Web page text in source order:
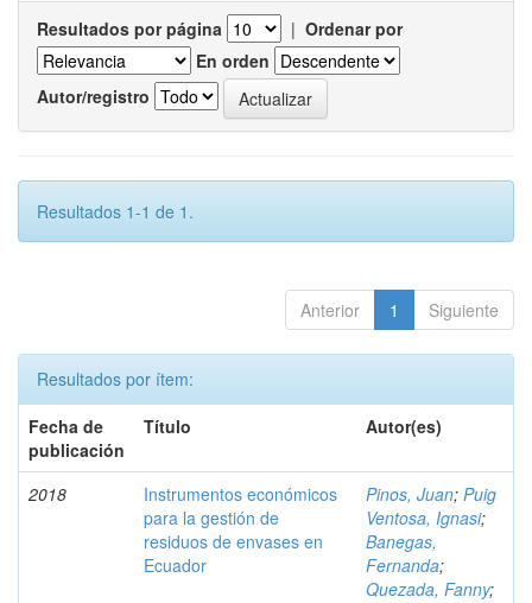
Resultados por página | Ordenar por
En orden
Autor/registro
Resultados 1-1 de 1.
Anterior 1 Siguiente
Resultados por ítem:
Fecha de
publicación
Título Autor(es)
2018
Instrumentos económicos
para la gestión de
residuos de envases en
Ecuador
Pinos, Juan; Puig
Ventosa, Ignasi;
Banegas,
Fernanda;
Quezada, Fanny;